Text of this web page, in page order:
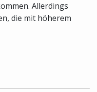
Allerdings
die mit höherem